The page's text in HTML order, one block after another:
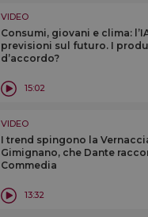
VIDEO
Consumi, giovani e clima:
previsioni sul futuro. I
d’accordo?
15:02
VIDEO
I trend spingono la
Gimignano, che Dante
Commedia
13:32